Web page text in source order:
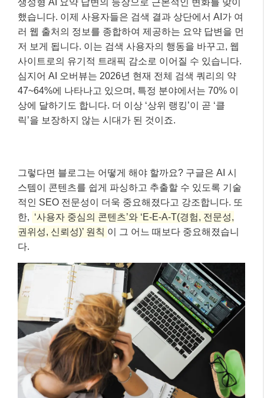
했습니다. 이제 사용자들은 검색 결과 상단에서 AI가 여
러 웹 출처의 정보를 종합하여 제공하는 요약 답변을 먼
저 보게 됩니다. 이는 검색 사용자의 행동을 바꾸고, 웹
사이트로의 유기적 트래픽 감소로 이어질 수 있습니다.
심지어 AI 오버뷰는 2026년 현재 전체 검색 쿼리의 약
47~64%에 나타나고 있으며, 특정 분야에서는 70% 이
상에 달하기도 합니다. 더 이상 ‘상위 랭킹’이 곧 ‘클
릭’을 보장하지 않는 시대가 된 것이죠.
그렇다면 블로그는 어떻게 해야 할까요? 구글은 AI 시
스템이 콘텐츠를 쉽게 파싱하고 추출할 수 있도록 기술
적인 SEO 전문성이 더욱 중요해졌다고 강조합니다. 또
한, ‘사용자 중심의 콘텐츠’와 ‘E-E-A-T(경험, 전문성,
권위성, 신뢰성)’ 원칙 이 그 어느 때보다 중요해졌습니
다.